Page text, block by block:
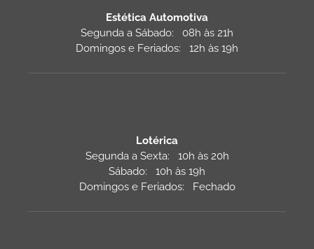
Estética Automotiva
Segunda a Sábado: 08h às 21h
Domingos e Feriados: 12h às 19h
Lotérica
Segunda a Sexta: 10h às 20h
Sábado: 10h às 19h
Domingos e Feriados: Fechado